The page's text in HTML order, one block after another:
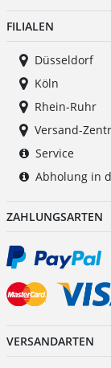
FILIALEN
Düsseldorf
Köln
Rhein-Ruhr
Versand-
Service
Abholung in
ZAHLUNGSARTEN
VERSANDARTEN